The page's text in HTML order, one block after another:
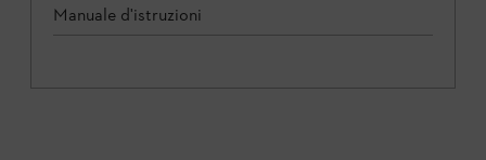
Manuale d'istruzioni